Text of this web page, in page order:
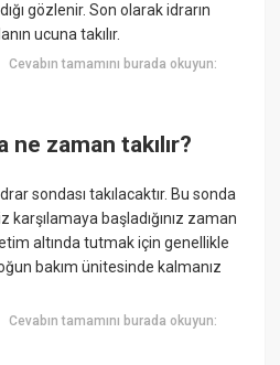
gözlenir. Son olarak idrarın
ucuna takılır.
Cevabın tamamını burada okuyun:
zaman takılır?
sondası takılacaktır. Bu sonda
karşılamaya başladığınız zaman
altında tutmak için genellikle
bakım ünitesinde kalmanız
Cevabın tamamını burada okuyun: